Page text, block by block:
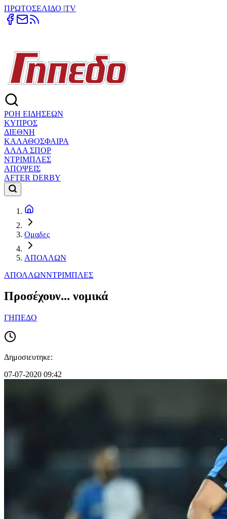
ΠΡΩΤΟΣΕΛΙΔΟ |TV
ΡΟΗ ΕΙΔΗΣΕΩΝ
ΚΥΠΡΟΣ
ΔΙΕΘΝΗ
ΚΑΛΑΘΟΣΦΑΙΡΑ
ΑΛΛΑ ΣΠΟΡ
ΝΤΡΙΜΠΛΕΣ
ΑΠΟΨΕΙΣ
AFTER DERBY
Ομαδες
ΑΠΟΛΛΩΝ
ΑΠΟΛΛΩΝΝΤΡΙΜΠΛΕΣ
Προσέχουν... νομικά
ΓΗΠΕΔΟ
Δημοσιευτηκε:
07-07-2020 09:42